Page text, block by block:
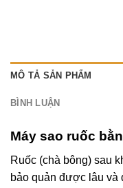
MÔ TẢ SẢN PHẨM
BÌNH LUẬN
Máy sao ruốc
Ruốc (chà bông) sau
bảo quản được lâu và